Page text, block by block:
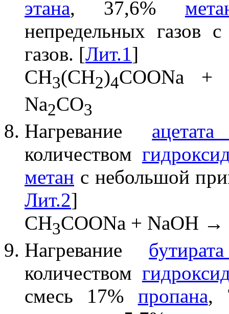
этана, 37,6%
непредельных газов
газов. [Лит.1]
CH3(CH2)4COONa
Na2CO3
Нагревание
количеством
метан с небольшой
Лит.2]
CH3COONa + NaOH →
Нагревание
количеством
смесь 17% пропана,